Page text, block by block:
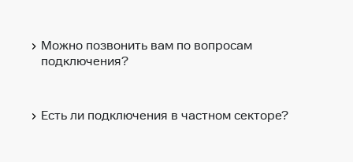
Можно позвонить вам по вопросам
подключения?
Есть ли подключения в частном секторе?